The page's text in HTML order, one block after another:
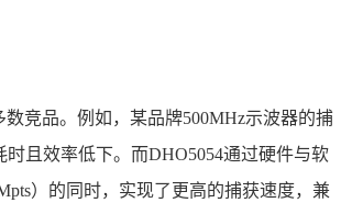
竞品。例如，某品牌500MHz示波器的捕
且效率低下。而DHO5054通过硬件与软
）的同时，实现了更高的捕获速度，兼